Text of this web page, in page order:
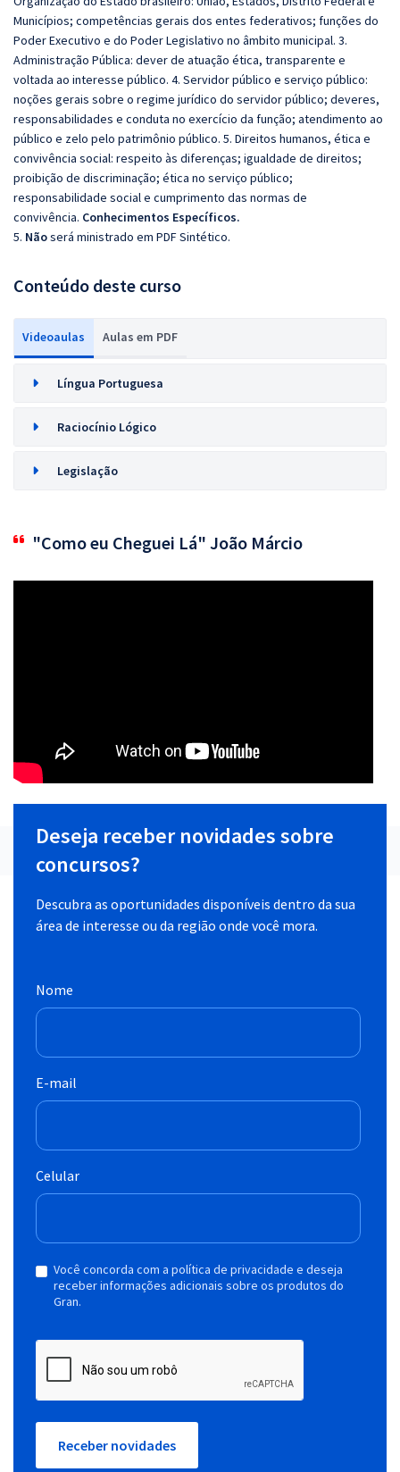
Municípios; competências gerais dos entes federativos; funções do
Poder Executivo e do Poder Legislativo no âmbito municipal. 3.
Administração Pública: dever de atuação ética, transparente e
voltada ao interesse público. 4. Servidor público e serviço público:
noções gerais sobre o regime jurídico do servidor público; deveres,
responsabilidades e conduta no exercício da função; atendimento ao
público e zelo pelo patrimônio público. 5. Direitos humanos, ética e
convivência social: respeito às diferenças; igualdade de direitos;
proibição de discriminação; ética no serviço público;
responsabilidade social e cumprimento das normas de
convivência. Conhecimentos Específicos.
5. Nãoserá ministrado em PDF Sintético.
Conteúdo deste curso
Videoaulas Aulas em PDF
Língua Portuguesa
Raciocínio Lógico
Legislação
"Como eu Cheguei Lá" João Márcio
Deseja receber novidades sobre
concursos?
Descubra as oportunidades disponíveis dentro da sua
área de interesse ou da região onde você mora.
Nome
E-mail
Celular
Você concorda com a política de privacidade e deseja
receber informações adicionais sobre os produtos do
Gran.
Receber novidades